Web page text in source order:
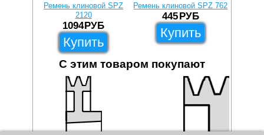
Ремень клиновой SPZ
2120
1094 РУБ
Купить
Ремень клиновой SPZ 762
445 РУБ
Купить
С этим товаром покупают
204